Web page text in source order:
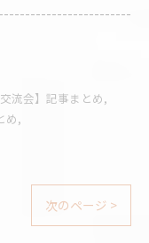
交流会】記事まとめ
め
次のページ >